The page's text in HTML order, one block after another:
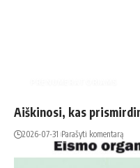
Aiškinosi, kas
2026-07-31 Parašyti komentarą